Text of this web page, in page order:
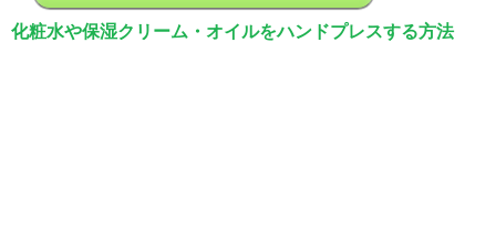
化粧水や保湿クリーム・オイルをハンドプレスする方法